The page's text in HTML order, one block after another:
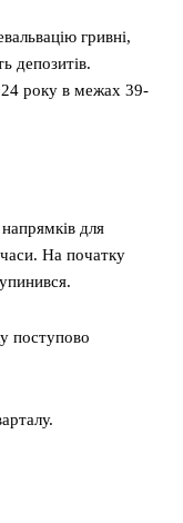
гривні,
депозитів.
року в межах 39-
для
часи. На початку
поступово